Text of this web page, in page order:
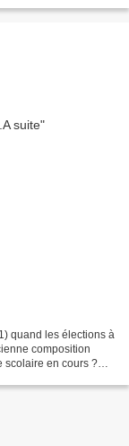
quand les élections à
composition
scolaire en cours ?